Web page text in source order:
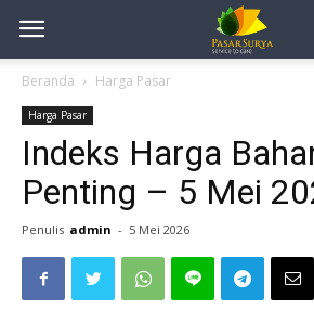
Beranda Harga Pasar
Harga Pasar
Indeks Harga
Penting – 5 Mei
Penulis admin - 5 Mei 2026